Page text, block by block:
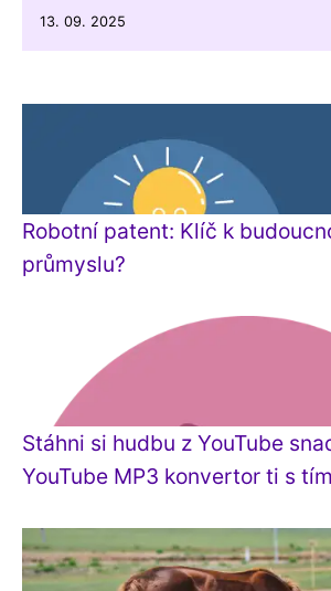
13. 09. 2025
Robotní patent: Klíč k
průmyslu?
Stáhni si hudbu z YouTube
YouTube MP3 konvertor ti s